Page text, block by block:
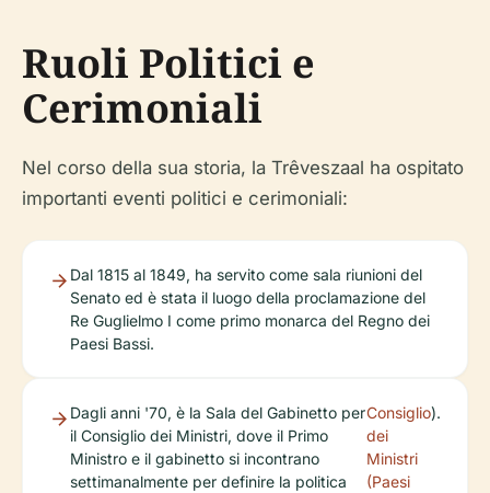
Ruoli Politici e
Cerimoniali
Nel corso della sua storia, la Trêveszaal ha ospitato
importanti eventi politici e cerimoniali:
Dal 1815 al 1849, ha servito come sala riunioni del
Senato ed è stata il luogo della proclamazione del
Re Guglielmo I come primo monarca del Regno dei
Paesi Bassi.
Dagli anni '70, è la Sala del Gabinetto per
il Consiglio dei Ministri, dove il Primo
Ministro e il gabinetto si incontrano
settimanalmente per definire la politica
Consiglio
dei
Ministri
(Paesi
).